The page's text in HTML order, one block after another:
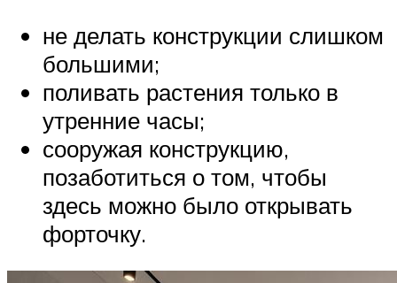
не делать конструкции слишком
большими;
поливать растения только в
утренние часы;
сооружая конструкцию,
позаботиться о том, чтобы
здесь можно было открывать
форточку.